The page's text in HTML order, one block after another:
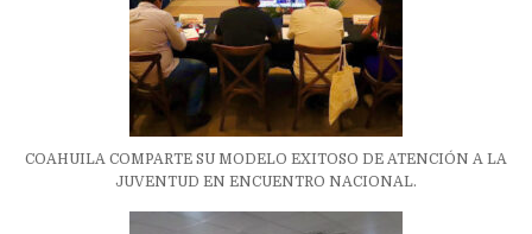
COAHUILA COMPARTE SU MODELO EXITOSO DE ATENCIÓN A LA
JUVENTUD EN ENCUENTRO NACIONAL.